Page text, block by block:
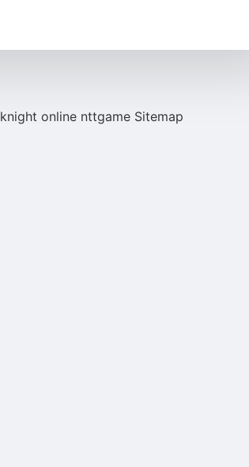
knight online nttgame Sitemap